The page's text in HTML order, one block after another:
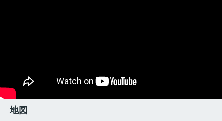
地図